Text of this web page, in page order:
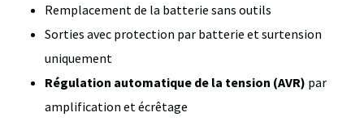
Remplacement de la batterie sans outils
Sorties avec protection par batterie et surtension
uniquement
Régulation automatique de la tension (AVR) par
amplification et écrêtage